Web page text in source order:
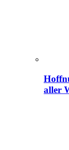
aller